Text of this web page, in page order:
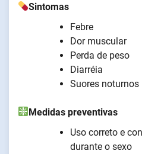
Sintomas
Febre
Dor muscular
Perda de peso
Diarréia
Suores noturnos
Medidas preventivas
Uso correto e
durante o sexo